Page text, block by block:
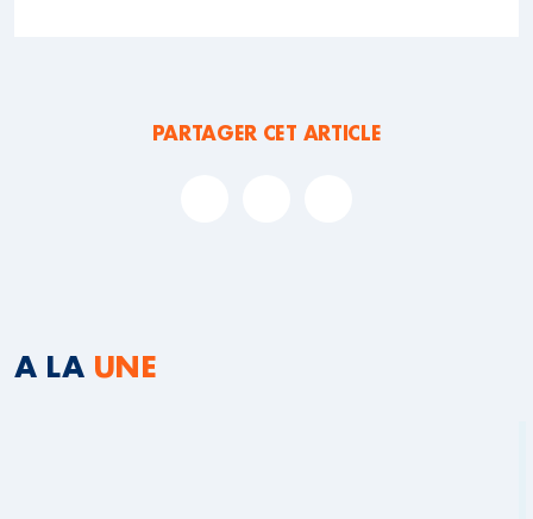
PARTAGER CET ARTICLE
A LA UNE